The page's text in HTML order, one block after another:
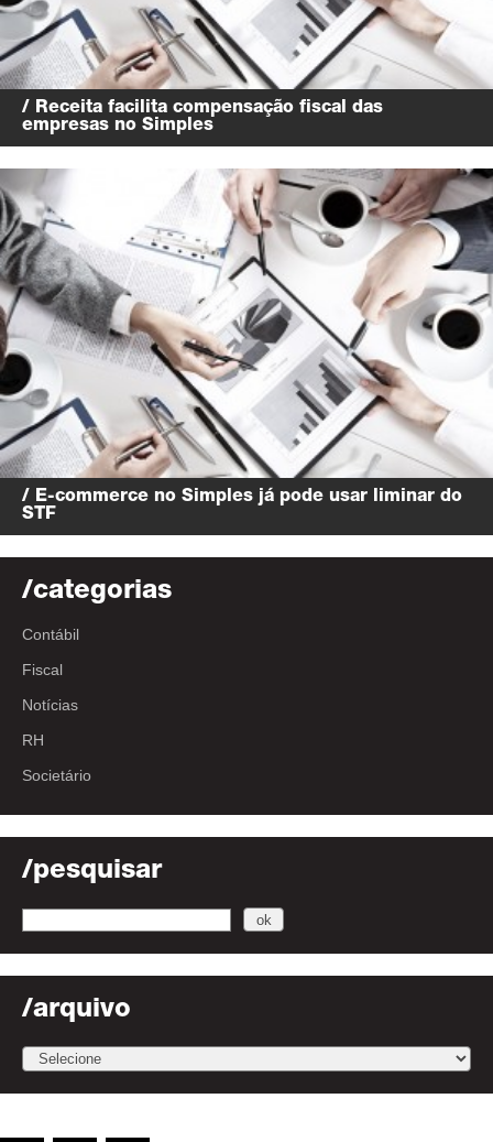
/categorias
Contábil
Fiscal
Notícias
RH
Societário
/pesquisar
/arquivo
/ Receita facilita compensação fiscal das
empresas no Simples
/ E-commerce no Simples já pode usar liminar do
STF